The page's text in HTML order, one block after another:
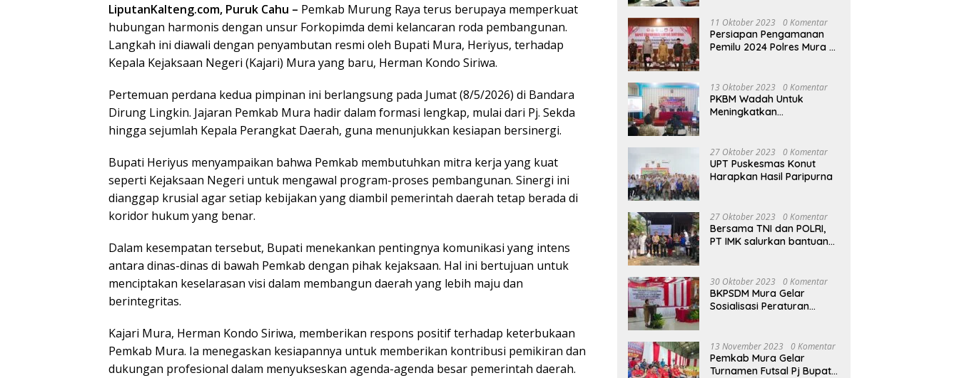
LiputanKalteng.com, Puruk Cahu – Pemkab Murung Raya terus berupaya memperkuat
hubungan harmonis dengan unsur Forkopimda demi kelancaran roda pembangunan.
Langkah ini diawali dengan penyambutan resmi oleh Bupati Mura, Heriyus, terhadap
Kepala Kejaksaan Negeri (Kajari) Mura yang baru, Herman Kondo Siriwa.
Pertemuan perdana kedua pimpinan ini berlangsung pada Jumat (8/5/2026) di Bandara
Dirung Lingkin. Jajaran Pemkab Mura hadir dalam formasi lengkap, mulai dari Pj. Sekda
hingga sejumlah Kepala Perangkat Daerah, guna menunjukkan kesiapan bersinergi.
Bupati Heriyus menyampaikan bahwa Pemkab membutuhkan mitra kerja yang kuat
seperti Kejaksaan Negeri untuk mengawal program-proses pembangunan. Sinergi ini
dianggap krusial agar setiap kebijakan yang diambil pemerintah daerah tetap berada di
koridor hukum yang benar.
Dalam kesempatan tersebut, Bupati menekankan pentingnya komunikasi yang intens
antara dinas-dinas di bawah Pemkab dengan pihak kejaksaan. Hal ini bertujuan untuk
menciptakan keselarasan visi dalam membangun daerah yang lebih maju dan
berintegritas.
Kajari Mura, Herman Kondo Siriwa, memberikan respons positif terhadap keterbukaan
Pemkab Mura. Ia menegaskan kesiapannya untuk memberikan kontribusi pemikiran dan
dukungan profesional dalam menyukseskan agenda-agenda besar pemerintah daerah.
Perubahan 2023
11 Oktober 2023 0 Komentar
Persiapan Pengamanan
Pemilu 2024 Polres Mura
13 Oktober 2023 0 Komentar
PKBM Wadah Untuk
Meningkatkan
Dalam Bidang Ekonomi
27 Oktober 2023 0 Komentar
UPT Puskesmas Konut
Harapkan Hasil Paripurna
27 Oktober 2023 0 Komentar
Bersama TNI dan POLRI,
PT IMK salurkan bantuan
30 Oktober 2023 0 Komentar
BKPSDM Mura Gelar
Sosialisasi Peraturan
13 November 2023 0 Komentar
Pemkab Mura Gelar
Turnamen Futsal Pj Bupati